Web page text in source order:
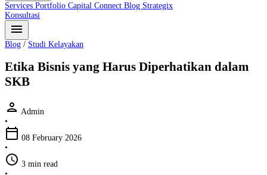
Services Portfolio Capital Connect Blog Strategix
Konsultasi
menu
Blog / Studi Kelayakan
Etika Bisnis yang Harus Diperhatikan dalam
SKB
person Admin
•
calendar_today 08 February 2026
•
schedule 3 min read